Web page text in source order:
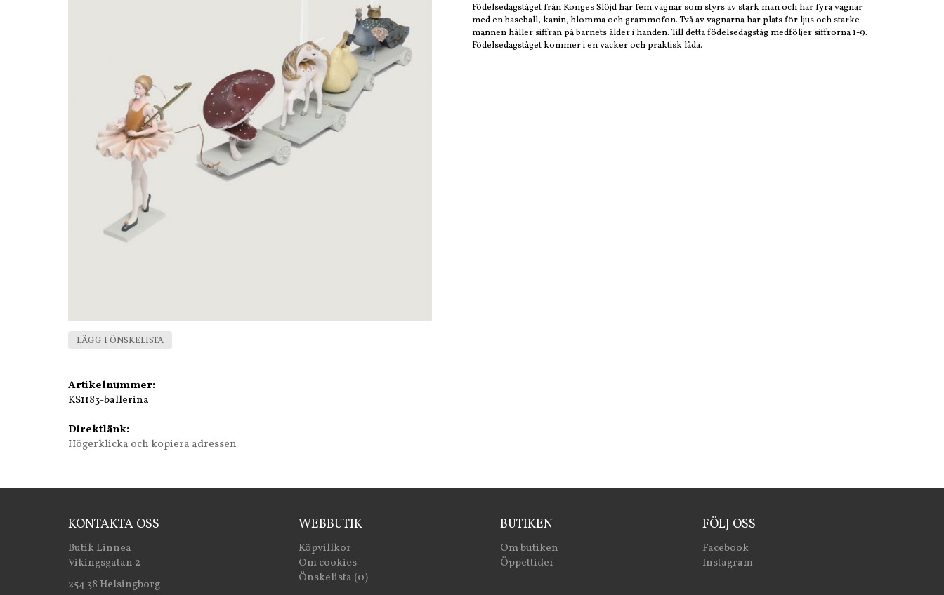
Födelsedagståget från Konges Slöjd har fem vagnar som styrs av stark man och har fyra vagnar
med en baseball, kanin, blomma och grammofon. Två av vagnarna har plats för ljus och starke
mannen håller siffran på barnets ålder i handen. Till detta födelsedagståg medföljer siffrorna 1-9.
Födelsedagståget kommer i en vacker och praktisk låda.
LÄGG I ÖNSKELISTA
Artikelnummer:
KS1183-ballerina
Direktlänk:
Högerklicka och kopiera adressen
KONTAKTA OSS
Butik Linnea
Vikingsgatan 2
254 38 Helsingborg
WEBBUTIK
Köpvillkor
Om cookies
Önskelista (0)
BUTIKEN
Om butiken
Öppettider
FÖLJ OSS
Facebook
Instagram